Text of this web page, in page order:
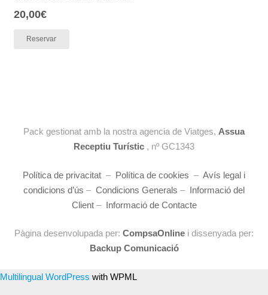
20,00€
Reservar
Pack gestionat amb la nostra agencia de Viatges, Assua
Receptiu Turístic , nº GC1343
Política de privacitat – Política de cookies – Avís legal i
condicions d’ús – Condicions Generals – Informació del
Client– Informació de Contacte
Pàgina desenvolupada per: CompsaOnline i dissenyada per:
Backup Comunicació
Multilingual WordPress with WPML